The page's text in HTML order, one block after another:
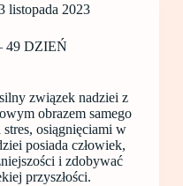
listopada 2023
49 DZIEŃ
związek nadziei z
obrazem samego
osiągnięciami w
posiada człowiek,
i zdobywać
przyszłości.